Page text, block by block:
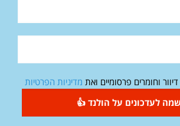
וחומרים פרסומיים ואת מדיניות הפרטיות
לעדכונים על הולנד 👍